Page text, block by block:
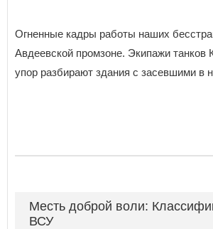
Огненные кадры работы наших
Авдеевской промзоне. Экипажи танков
упор разбирают здания с засевшими в
Месть доброй воли:
ВСУ